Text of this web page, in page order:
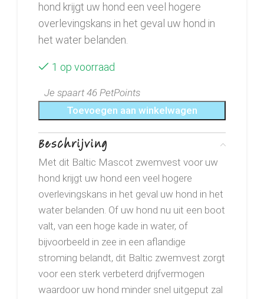
hond krijgt uw hond een veel hogere
overlevingskans in het geval uw hond in
het water belanden.
1 op voorraad
Je spaart 46 PetPoints
Toevoegen aan winkelwagen
Beschrijving
Met dit Baltic Mascot zwemvest voor uw
hond krijgt uw hond een veel hogere
overlevingskans in het geval uw hond in het
water belanden. Of uw hond nu uit een boot
valt, van een hoge kade in water, of
bijvoorbeeld in zee in een aflandige
stroming belandt, dit Baltic zwemvest zorgt
voor een sterk verbeterd drijfvermogen
waardoor uw hond minder snel uitgeput zal